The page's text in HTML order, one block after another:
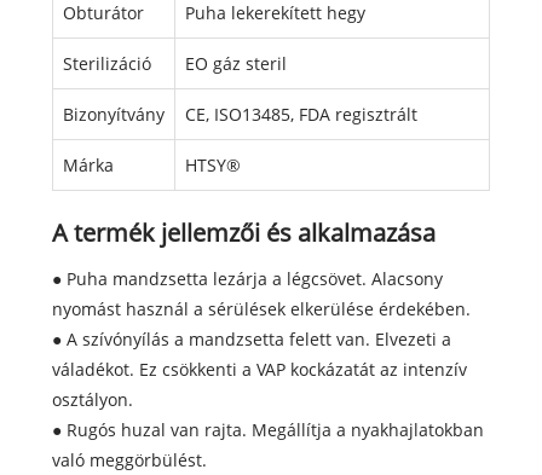
Obturátor Puha lekerekített hegy
Sterilizáció EO gáz steril
Bizonyítvány CE, ISO13485, FDA regisztrált
Márka HTSY®
A termék jellemzői és alkalmazása
● Puha mandzsetta lezárja a légcsövet. Alacsony
nyomást használ a sérülések elkerülése érdekében.
● A szívónyílás a mandzsetta felett van. Elvezeti a
váladékot. Ez csökkenti a VAP kockázatát az intenzív
osztályon.
● Rugós huzal van rajta. Megállítja a nyakhajlatokban
való meggörbülést.